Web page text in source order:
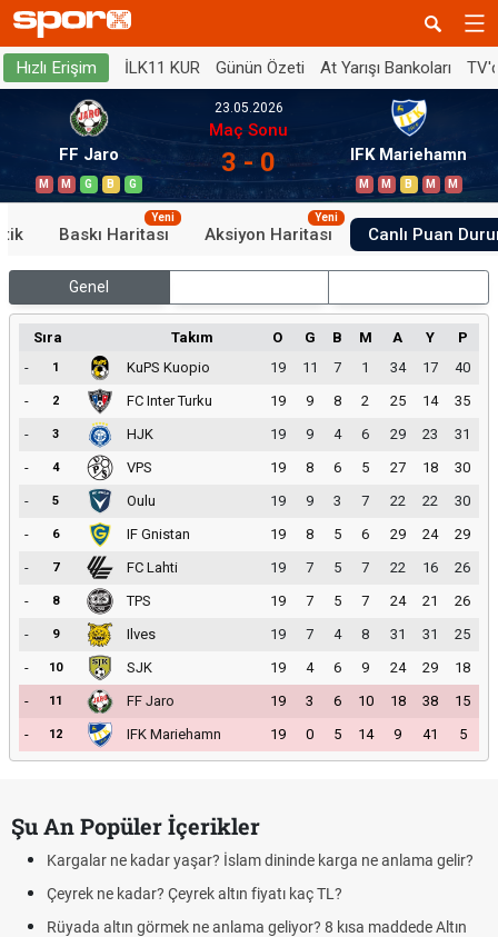
Hızlı Erişim İLK11 KUR Günün Özeti At Yarışı Bankoları
FF Jaro
M M G B G
23.05.2026
Maç Sonu
3 - 0 IFK Mariehamn
M M B M M
Baskı Haritası
Yeni
Aksiyon Haritası
Yeni
Canlı Puan
Genel
Sıra Takım O G B M A Y
P
-
1 KuPS Kuopio 19 11 7 1 34 17
40
-
2 FC Inter Turku 19 9 8 2 25 14
35
-
3 HJK 19 9 4 6 29 23
31
-
4 VPS 19 8 6 5 27 18
30
-
5 Oulu 19 9 3 7 22 22
30
-
6 IF Gnistan 19 8 5 6 29 24
29
-
7 FC Lahti 19 7 5 7 22 16
26
-
8 TPS 19 7 5 7 24 21
26
-
9 Ilves 19 7 4 8 31 31
25
-
10 SJK 19 4 6 9 24 29
18
-
11 FF Jaro 19 3 6 10 18 38
15
-
12 IFK Mariehamn 19 0 5 14 9 41 5
Şu An Popüler İçerikler
Kargalar ne kadar yaşar? İslam dininde karga ne anlama gelir?
Çeyrek ne kadar? Çeyrek altın fiyatı kaç TL?
Rüyada altın görmek ne anlama geliyor? 8 kısa maddede Altın